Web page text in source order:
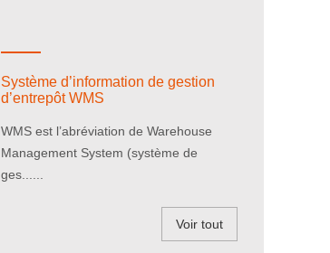
Système d’information de gestion
d’entrepôt WMS
WMS est l’abréviation de Warehouse
Management System (système de
ges......
Voir tout